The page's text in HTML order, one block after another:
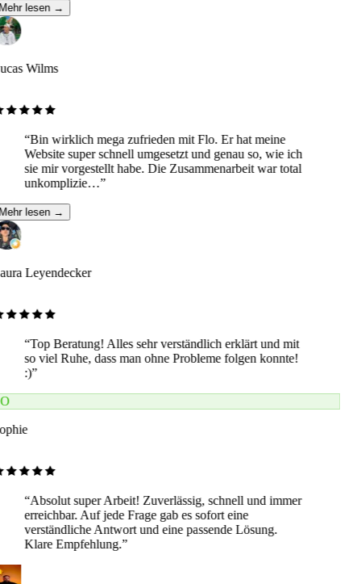
lesen →
Wilms
“Bin wirklich mega zufrieden mit Flo. Er hat meine
Website super schnell umgesetzt und genau so, wie ich
sie mir vorgestellt habe. Die Zusammenarbeit war total
unkomplizie…”
lesen →
Leyendecker
“Top Beratung! Alles sehr verständlich erklärt und mit
so viel Ruhe, dass man ohne Probleme folgen konnte!
:)”
“Absolut super Arbeit! Zuverlässig, schnell und immer
erreichbar. Auf jede Frage gab es sofort eine
verständliche Antwort und eine passende Lösung.
Klare Empfehlung.”